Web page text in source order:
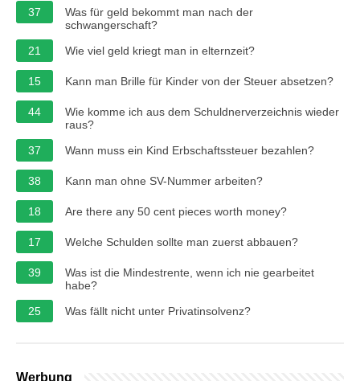
37
Was für geld bekommt man nach der
schwangerschaft?
21
Wie viel geld kriegt man in elternzeit?
15 Kann man Brille für Kinder von der Steuer absetzen?
44
Wie komme ich aus dem Schuldnerverzeichnis wieder
raus?
37
Wann muss ein Kind Erbschaftssteuer bezahlen?
38 Kann man ohne SV-Nummer arbeiten?
18 Are there any 50 cent pieces worth money?
17 Welche Schulden sollte man zuerst abbauen?
39
Was ist die Mindestrente, wenn ich nie gearbeitet
habe?
25
Was fällt nicht unter Privatinsolvenz?
Werbung